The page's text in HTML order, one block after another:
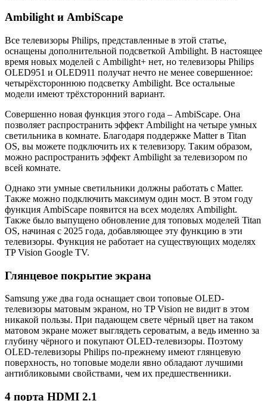
Ambilight и AmbiScape
Все телевизоры Philips, представленные в этой статье,
оснащены дополнительной подсветкой Ambilight. В настоящее
время новых моделей с Ambilight+ нет, но телевизоры Philips
OLED951 и OLED911 получат нечто не менее совершенное:
четырёхстороннюю подсветку Ambilight. Все остальные
модели имеют трёхсторонний вариант.
Совершенно новая функция этого года – AmbiScape. Она
позволяет распространить эффект Ambilight на четыре умных
светильника в комнате. Благодаря поддержке Matter в Titan
OS, вы можете подключить их к телевизору. Таким образом,
можно распространить эффект Ambilight за телевизором по
всей комнате.
Однако эти умные светильники должны работать с Matter.
Также можно подключить максимум один мост. В этом году
функция AmbiScape появится на всех моделях Ambilight.
Также было выпущено обновление для топовых моделей Titan
OS, начиная с 2025 года, добавляющее эту функцию в эти
телевизоры. Функция не работает на существующих моделях
TP Vision Google TV.
Глянцевое покрытие экрана
Samsung уже два года оснащает свои топовые OLED-
телевизоры матовым экраном, но TP Vision не видит в этом
никакой пользы. При падающем свете чёрный цвет на таком
матовом экране может выглядеть сероватым, а ведь именно за
глубину чёрного и покупают OLED-телевизоры. Поэтому
OLED-телевизоры Philips по-прежнему имеют глянцевую
поверхность, но топовые модели явно обладают лучшими
антибликовыми свойствами, чем их предшественники.
4 порта HDMI 2.1